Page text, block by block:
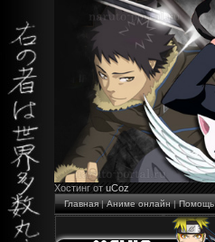
Хостинг от uCoz
Главная|Аниме онлайн|Помощь